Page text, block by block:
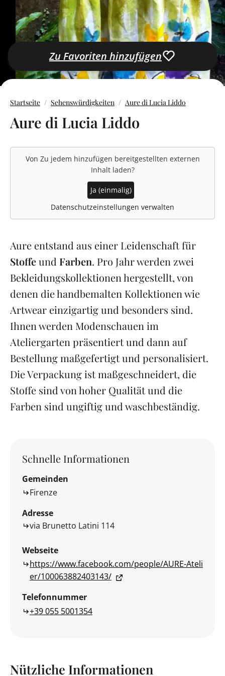
Zu Favoriten hinzufügen
Startseite Sehenswürdigkeiten Aure di Lucia Liddo
Aure di Lucia Liddo
Von Zu jedem hinzufügen bereitgestellten externen
Inhalt laden?
Ja (einmalig)
Datenschutzeinstellungen verwalten
Aure entstand aus einer Leidenschaft für
Stoffeund Farben. Pro Jahr werden zwei
Bekleidungskollektionen hergestellt, von
denen die handbemalten Kollektionen wie
Artwear einzigartig und besonders sind.
Ihnen werden Modenschauen im
Ateliergarten präsentiert und dann auf
Bestellung maßgefertigt und personalisiert.
Die Verpackung ist maßgeschneidert, die
Stoffe sind von hoher Qualität und die
Farben sind ungiftig und waschbeständig.
Schnelle Informationen
Gemeinden
Firenze
Adresse
via Brunetto Latini 114
Webseite
https://www.facebook.com/people/AURE-Ateli
er/100063882403143/
Telefonnummer
+39 055 5001354
Nützliche Informationen